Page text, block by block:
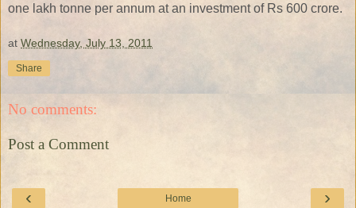
one lakh tonne per annum at an investment of Rs 600 crore.
at Wednesday, July 13, 2011
Share
No comments:
Post a Comment
‹ ›
Home